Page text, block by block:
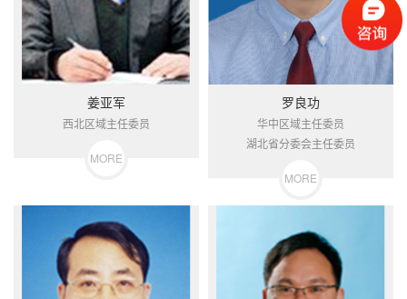
姜亚军
MORE
西北区域主任委员
罗良功
MORE
华中区域主任委员
湖北省分委会主任委员